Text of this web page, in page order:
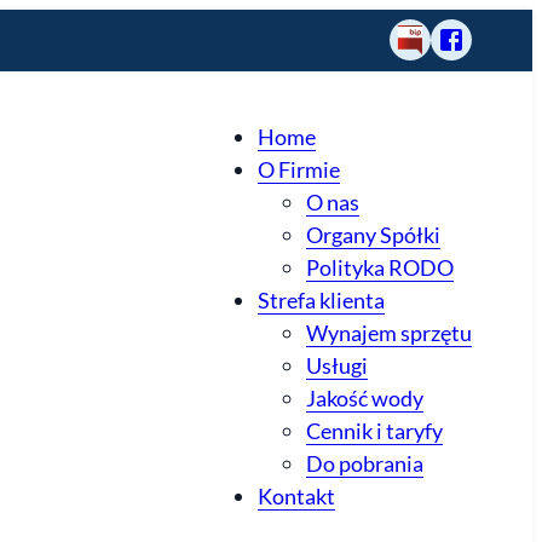
BIP Odwiedź
Home
O Firmie
O nas
Organy Spółki
Polityka RODO
Strefa klienta
Wynajem sprzętu
Usługi
Jakość wody
Cennik i taryfy
Do pobrania
Kontakt